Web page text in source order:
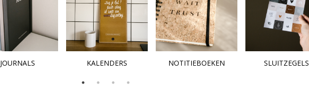
JOURNALS KALENDERS NOTITIEBOEKEN SLUITZEGELS